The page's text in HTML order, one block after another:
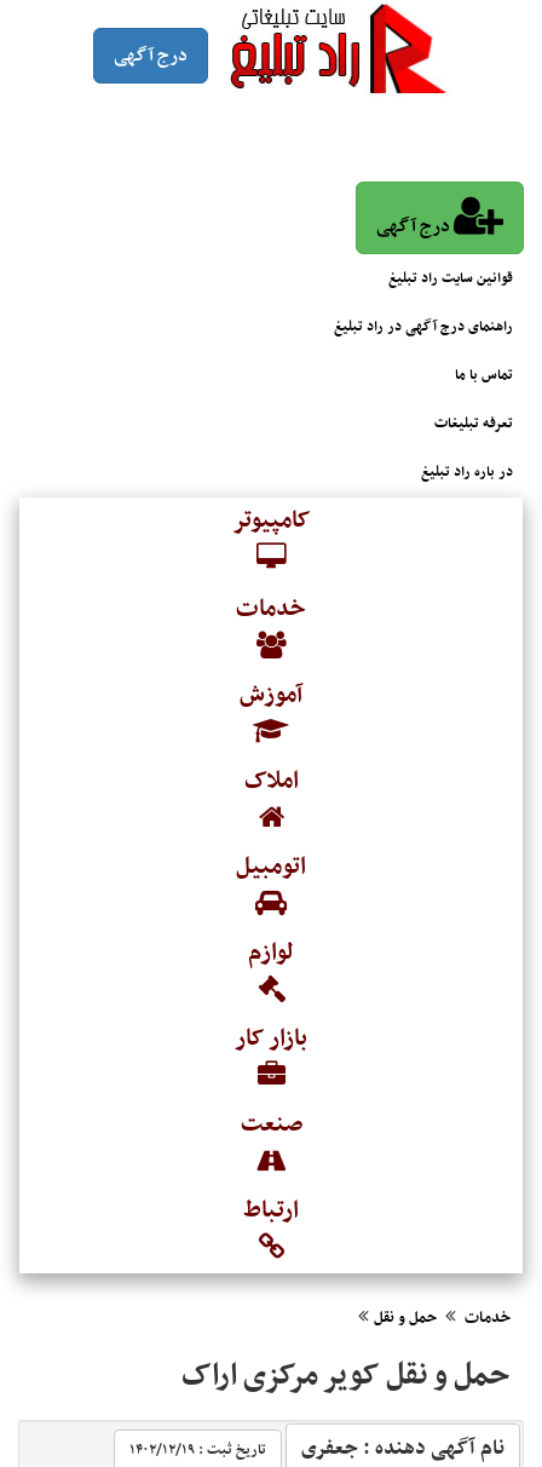
درج آگهی
درج آگهی
قوانین سایت راد تبلیغ
راهنمای درج آگهی در راد تبلیغ
تماس با ما
تعرفه تبلیغات
در باره راد تبلیغ
کامپیوتر
خدمات
آموزش
املاک
اتومبیل
لوازم
بازار کار
صنعت
ارتباط
خدمات حمل و نقل
حمل و نقل کویر مرکزی اراک
نام آگهی دهنده : جعفری تاریخ ثبت : ۱۴۰۲/۱۲/۱۹‬